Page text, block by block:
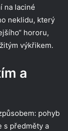
na laciné
neklidu, který
hororu,
výkřikem.​
a
pohyb
s předměty a